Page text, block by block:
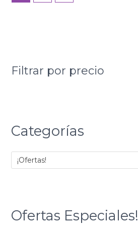
Filtrar por precio
Categorías
¡Ofertas!
Ofertas Especiales!